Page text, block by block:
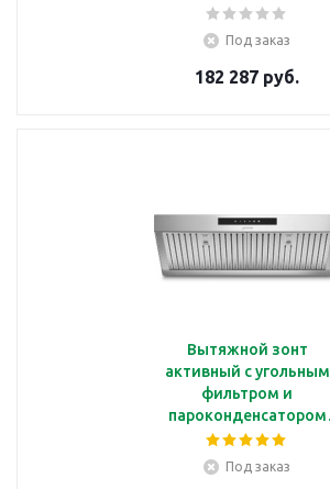
Под заказ
182 287 руб.
Вытяжной зонт
активный с угольным
фильтром и
пароконденсатором
для печи ALFA420, 425,
625, 1035, 144 Smeg
Под заказ